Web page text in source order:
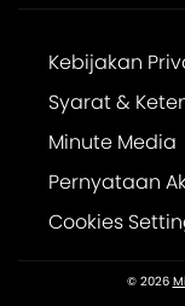
Kebijakan
Syarat &
Minute Media
Pernyataan
Cookies
© 2026